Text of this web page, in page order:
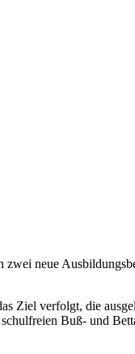
neue
Ziel verfolgt, die
Buß- und